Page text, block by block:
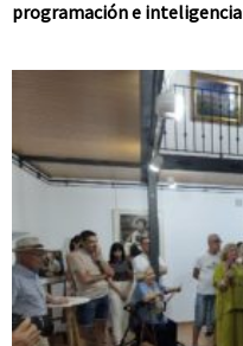
programación e